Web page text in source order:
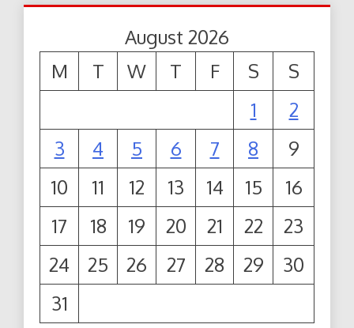
August 2026
M
T W T F S
S
1
2
3
4 5 6 7 8
9
10
11 12 13 14 15
16
17
18 19 20 21 22
23
24
25 26 27 28 29
30
31